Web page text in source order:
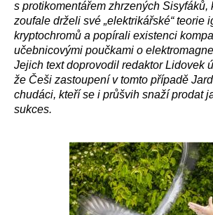
s protikomentářem zhrzených Sisyfáků,
zoufale drželi své „elektrikářské“ teorie
kryptochromů a popírali existenci
učebnicovými poučkami o
Jejich text doprovodil redaktor Lidovek
že Češi zastoupení v tomto případě
chudáci, kteří se i průšvih snaží prodat
sukces.